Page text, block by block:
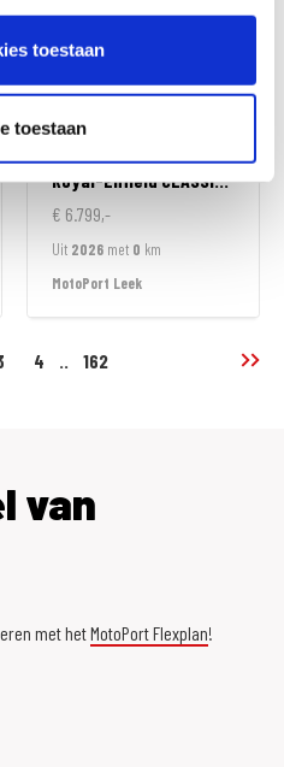
toestaan
toestaan
Royal-EnfieldCLASSIC 350
€ 6.799,-
Uit 2026 met 0 km
MotoPort Leek
4 .. 162
van
met hetMotoPort Flexplan!